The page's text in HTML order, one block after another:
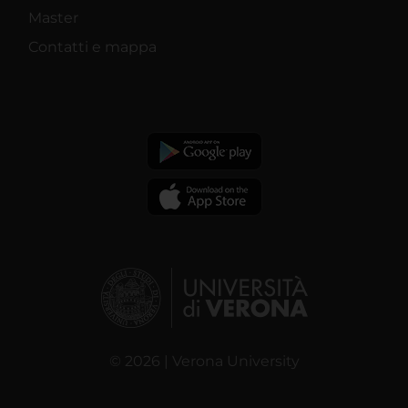
Master
Contatti e mappa
© 2026 | Verona University